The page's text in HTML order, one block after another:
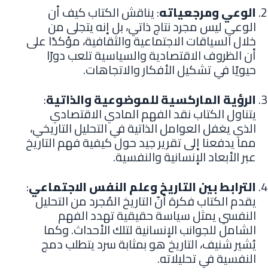
الوعي ومرجعياته: يناقش الكتاب كيف أن
الوعي ليس مجرد نتاج ذاتي، بل إنه يتجلى من
خلال السياقات الاجتماعية والثقافية، مؤكدًا على
أن الظروف الاقتصادية والسياسية تلعب دورًا
حيويًا في تشكيل الأفكار والاتجاهات.
الرؤية الماركسية للموضوعية والذاتية:
يتناول الكتاب نقد الفهم المادي الاقتصادي
الذي يغفل العوامل الذاتية في التحليل التاريخي،
مما يدفعنا إلى تقرير جيد حول كيفية فهم التاريخ
عبر الأبعاد الإنسانية والنفسية.
الترابط بين التاريخ وعلم النفس الاجتماعي:
يقدم الكتاب فكرة أنّ التاريخ المُجرد من التحليل
النفسي يمثل سياسة حقيقية تهدد الفهم
الشامل للجوانب الإنسانية لتلك الأحداث. وكما
يُشير شنيف، التاريخ هو بمثابة سرد يتطلب دمج
النفسية في تحليلاته.